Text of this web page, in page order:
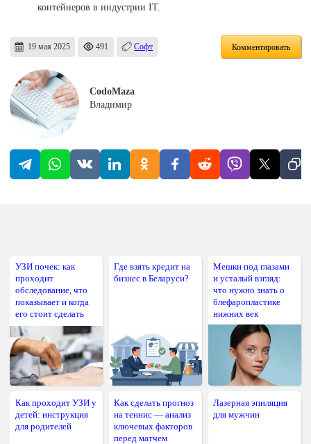
контейнеров в индустрии IT.
19 мая 2025 491 Софт Комментировать
CodoMaza
Владимир
УЗИ почек: как
проходит
обследование, что
показывает и когда
его стоит сделать
Где взять кредит на
бизнес в Беларуси?
Мешки под глазами
и усталый взгляд:
что нужно знать о
блефаропластике
нижних век
Как проходит УЗИ у
детей: инструкция
для родителей
Как сделать прогноз
на теннис — анализ
ключевых факторов
перед матчем
Лазерная эпиляция
для мужчин